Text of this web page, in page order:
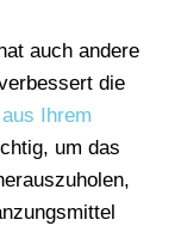
auch andere
die
Ihrem
um das